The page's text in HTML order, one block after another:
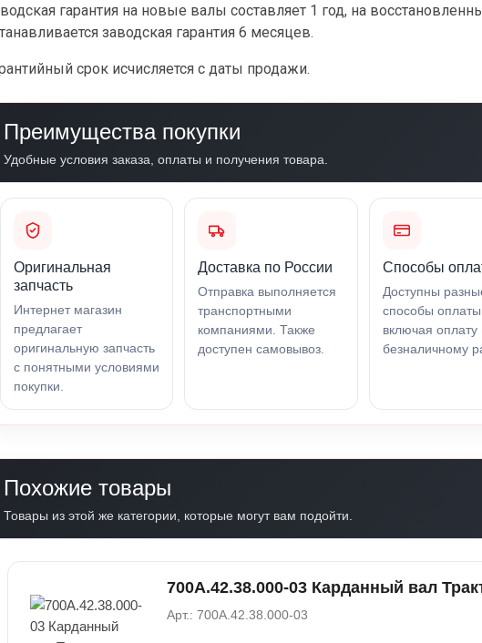
гарантия на новые валы составляет 1 год, на
заводская гарантия 6 месяцев.
срок исчисляется с даты продажи.
Преимущества покупки
Удобные условия заказа, оплаты и получения товара.
Оригинальная
запчасть
Интернет магазин
предлагает
оригинальную запчасть
с понятными условиями
покупки.
Доставка по России
Отправка выполняется
транспортными
компаниями. Также
доступен самовывоз.
Способы
Доступны
способы оплаты,
включая оплату
безналичному
Похожие товары
Товары из этой же категории, которые могут вам подойти.
700А.42.38.000-03 Карданный вал
Арт.: 700А.42.38.000-03